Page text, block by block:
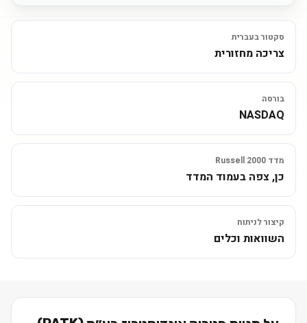
סקטור בעברית
צריכה מחזורית
בורסה
NASDAQ
מדד Russell 2000
כן, צפה בעמוד המדד
קיצור לניתוח
השוואות וכלים